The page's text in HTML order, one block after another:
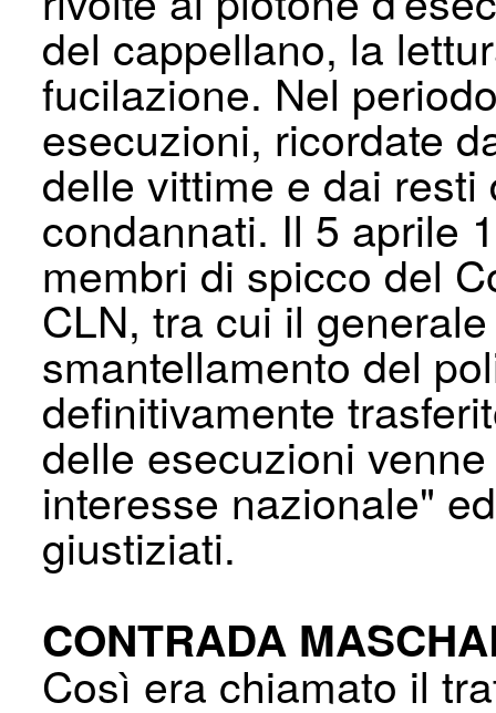
del cappellano, la
fucilazione. Nel
esecuzioni, ricordate
delle vittime e dai
condannati. Il 5 aprile
membri di spicco del
CLN, tra cui il
smantellamento del
definitivamente
delle esecuzioni
interesse nazionale"
giustiziati.
CONTRADA
Così era chiamato il